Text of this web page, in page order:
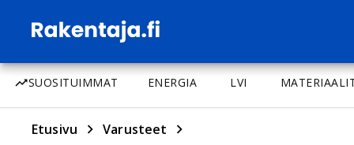
SUOSITUIMMAT ENERGIA LVI
Etusivu Varusteet